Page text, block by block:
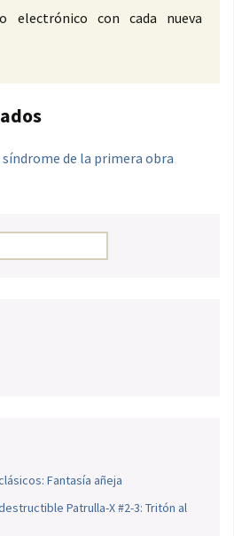
electrónico con cada nueva
de la primera obra
Fantasía añeja
Patrulla-X #2-3: Tritón al